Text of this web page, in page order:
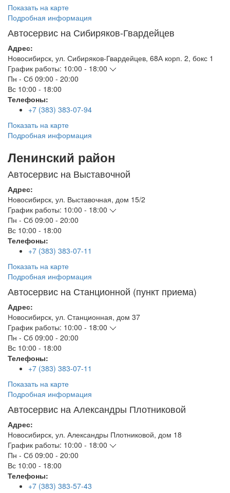
Показать на карте
Подробная информация
Автосервис на Сибиряков-Гвардейцев
Адрес:
Новосибирск, ул. Сибиряков-Гвардейцев, 68А корп. 2, бокс 1
График работы: 10:00 - 18:00
Пн - Сб 09:00 - 20:00
Вс 10:00 - 18:00
Телефоны:
+7 (383) 383-07-94
Показать на карте
Подробная информация
Ленинский район
Автосервис на Выставочной
Адрес:
Новосибирск, ул. Выставочная, дом 15/2
График работы: 10:00 - 18:00
Пн - Сб 09:00 - 20:00
Вс 10:00 - 18:00
Телефоны:
+7 (383) 383-07-11
Показать на карте
Подробная информация
Автосервис на Станционной (пункт приема)
Адрес:
Новосибирск, ул. Станционная, дом 37
График работы: 10:00 - 18:00
Пн - Сб 09:00 - 20:00
Вс 10:00 - 18:00
Телефоны:
+7 (383) 383-07-11
Показать на карте
Подробная информация
Автосервис на Александры Плотниковой
Адрес:
Новосибирск, ул. Александры Плотниковой, дом 18
График работы: 10:00 - 18:00
Пн - Сб 09:00 - 20:00
Вс 10:00 - 18:00
Телефоны:
+7 (383) 383-57-43